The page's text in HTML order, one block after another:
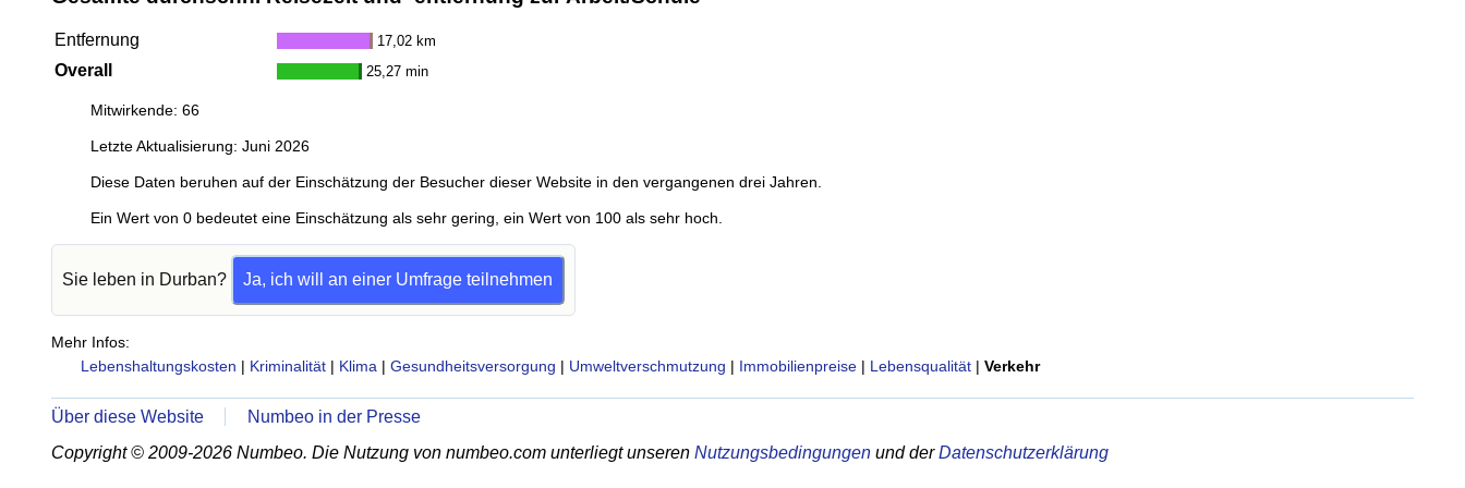
Entfernung 17,02 km
Overall 25,27 min
Mitwirkende: 66
Letzte Aktualisierung: Juni 2026
Diese Daten beruhen auf der Einschätzung der Besucher dieser Website in den vergangenen drei Jahren.
Ein Wert von 0 bedeutet eine Einschätzung als sehr gering, ein Wert von 100 als sehr hoch.
Sie leben in Durban? Ja, ich will an einer Umfrage teilnehmen
Mehr Infos:
Lebenshaltungskosten | Kriminalität | Klima | Gesundheitsversorgung | Umweltverschmutzung | Immobilienpreise | Lebensqualität | Verkehr
Über diese Website
Numbeo in der Presse
Copyright © 2009-2026 Numbeo. Die Nutzung von numbeo.com unterliegt unseren Nutzungsbedingungen und derDatenschutzerklärung